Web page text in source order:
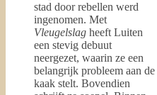
stad door rebellen werd
ingenomen. Met
Vleugelslag heeft Luiten
een stevig debuut
neergezet, waarin ze een
belangrijk probleem aan de
kaak stelt. Bovendien